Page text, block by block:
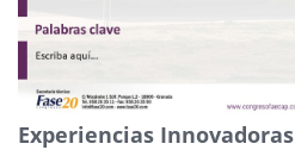
Experiencias Innovadoras